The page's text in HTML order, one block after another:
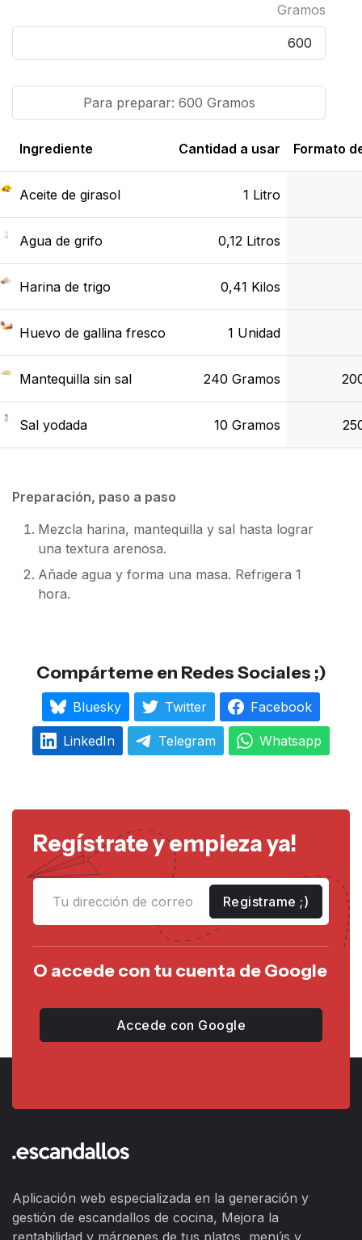
Gramos
Para preparar: 600 Gramos
Ingrediente Cantidad a usar Formato
Aceite de girasol 1 Litro
Agua de grifo 0,12 Litros
Harina de trigo 0,41 Kilos
Huevo de gallina fresco 1 Unidad
Mantequilla sin sal 240 Gramos
Sal yodada 10 Gramos
Preparación, paso a paso
Mezcla harina, mantequilla y sal hasta lograr
una textura arenosa.
Añade agua y forma una masa. Refrigera 1
hora.
Compárteme en Redes Sociales ;)
Bluesky Twitter Facebook
LinkedIn Telegram Whatsapp
Regístrate y empieza ya!
Registrame ;)
O accede con tu cuenta de Google
Accede con Google
Aplicación web especializada en la generación y
gestión de escandallos de cocina, Mejora la
rentabilidad y márgenes de tus platos, menús y